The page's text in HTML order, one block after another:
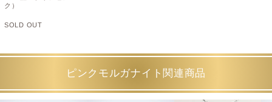
ク）
SOLD OUT
ピンクモルガナイト関連商品